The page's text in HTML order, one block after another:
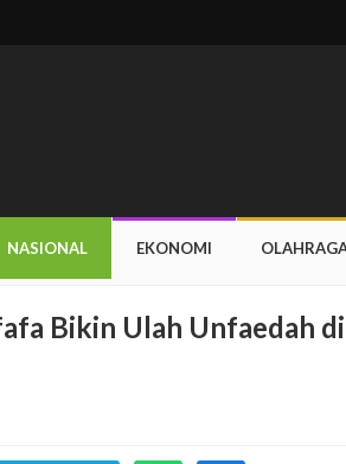
NASIONAL EKONOMI
Bikin Ulah Unfaedah